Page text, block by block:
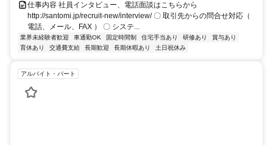
仕事内容 社員インタビュー、電話面談はこちらから
http://santomi.jp/recruit-new/interview/ 〇 取引先からの問合せ対応（
電話、メール、FAX ） 〇 システ...
業界未経験者歓迎 車通勤OK 固定時間制 住宅手当あり 研修あり
賞与あり
育休あり
交通費支給 長期歓迎 長期休暇あり 土日祝休み
アルバイト・パート